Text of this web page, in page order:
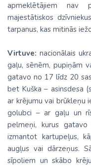
apmeklētājiem nav
majestātiskos
tarpanus, kas mitinās
Virtuve: nacionālais
gaļu, sēnēm, pupiņām
gatavo no 17 līdz 20
bet Kuška – asinsdesa
ar krējumu vai brūkleņu
golubci – ar gaļu un
pelmeņi, kurus
izmantot kartupeļus,
augļus vai dārzeņus.
sīpoliem un skābo